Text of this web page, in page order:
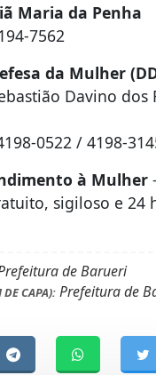
Maria da Penha
7562
da Mulher
Davino dos
0522 / 4198-
à Mulher
sigiloso e 24
de Barueri
CAPA):Prefeitura de